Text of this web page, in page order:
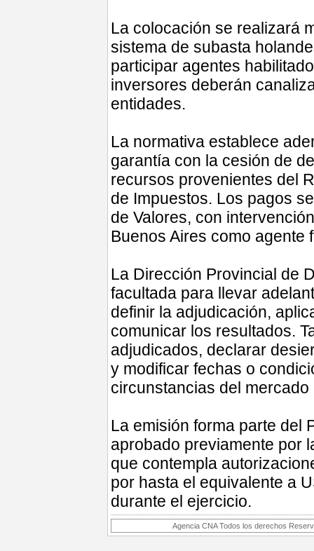
La colocación se realizará
sistema de subasta
participar agentes
inversores deberán
entidades.
La normativa establece
garantía con la cesión de
recursos provenientes del
de Impuestos. Los pagos
de Valores, con
Buenos Aires como agente
La Dirección Provincial de
facultada para llevar
definir la adjudicación,
comunicar los resultados.
adjudicados, declarar
y modificar fechas o
circunstancias del mercado
La emisión forma parte del
aprobado previamente por
que contempla
por hasta el equivalente a
durante el ejercicio.
Agencia CNA Todos los derechos